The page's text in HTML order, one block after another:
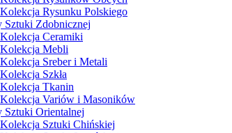
Kolekcja Rysunku Polskiego
Sztuki Zdobnicznej
Kolekcja Ceramiki
Kolekcja Mebli
Kolekcja Sreber i Metali
Kolekcja Szkła
Kolekcja Tkanin
Kolekcja Variów i Masoników
Sztuki Orientalnej
Kolekcja Sztuki Chińskiej